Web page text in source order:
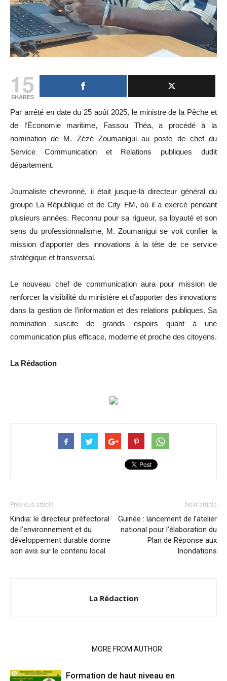
15
SHARES
Par arrêté en date du 25 août 2025, le ministre de la Pêche et
de l’Économie maritime, Fassou Théa, a procédé à la
nomination de M. Zézé Zoumanigui au poste de chef du
Service Communication et Relations publiques dudit
département.
Journaliste chevronné, il était jusque-là directeur général du
groupe La République et de City FM, où il a exercé pendant
plusieurs années. Reconnu pour sa rigueur, sa loyauté et son
sens du professionnalisme, M. Zoumanigui se voit confier la
mission d’apporter des innovations à la tête de ce service
stratégique et transversal.
Le nouveau chef de communication aura pour mission de
renforcer la visibilité du ministère et d’apporter des innovations
dans la gestion de l’information et des relations publiques. Sa
nomination suscite de grands espoirs quant à une
communication plus efficace, moderne et proche des citoyens.
La Rédaction
Previous article
Kindia: le directeur préfectoral
de l’environnement et du
développement durable donne
son avis sur le contenu local
Next article
Guinée : lancement de l’atelier
national pour l’élaboration du
Plan de Réponse aux
Inondations
La Rédaction
MORE FROM AUTHOR
Formation de haut niveau en